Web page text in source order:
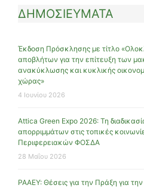
ΔΗΜΟΣΙΕΥΜΑΤΑ
Έκδοση Πρόσκλησης με τίτλο
αποβλήτων για την επίτευξη των
ανακύκλωσης και κυκλικής
χώρας»
4 Ιουνίου 2026
Attica Green Expo 2026: Τη
απορριμμάτων στις τοπικές
Περιφερειακών ΦΟΣΔΑ
28 Μαΐου 2026
ΡΑΑΕΥ: Θέσεις για την Πράξη για